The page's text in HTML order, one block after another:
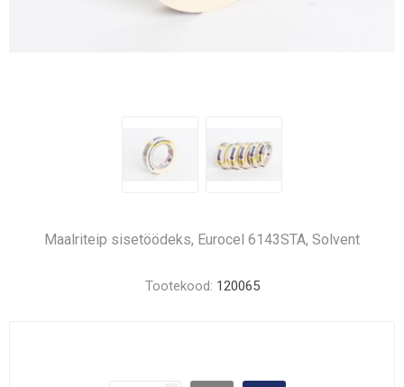
Maalriteip sisetöödeks, Eurocel 6143STA, Solvent
Tootekood: 120065